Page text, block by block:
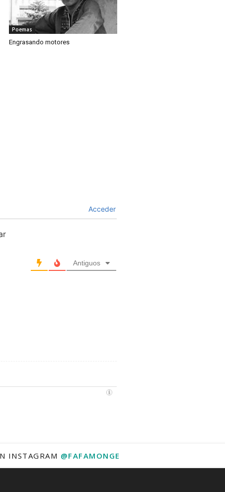
Poemas
Engrasando motores
Acceder
Antiguos
INSTAGRAM @FAFAMONGE